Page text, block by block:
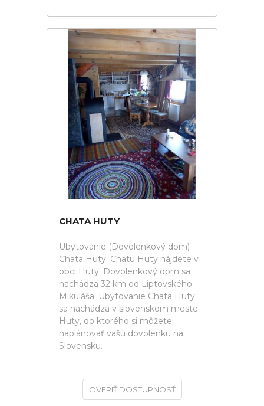
CHATA HUTY
Ubytovanie (Dovolenkový dom)
Chata Huty. Chatu Huty nájdete v
obci Huty. Dovolenkový dom sa
nachádza 32 km od Liptovského
Mikuláša. Ubytovanie Chata Huty
sa nachádza v slovenskom meste
Huty, do ktorého si môžete
naplánovať vašú dovolenku na
Slovensku.
OVERIŤ DOSTUPNOSŤ